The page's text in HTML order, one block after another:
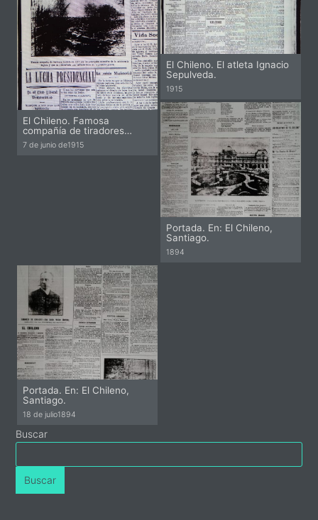
El Chileno. Famosa
compañía de tiradores…
7 de junio de1915
Pi
El Chileno. El atleta Ignacio
Sepulveda.
1915
Portada. En: El Chileno,
Santiago.
1894
Portada. En: El Chileno,
Santiago.
18 de julio1894
Primary
Sidebar
Buscar
Buscar